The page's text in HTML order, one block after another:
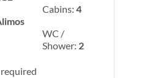
Cabins: 4
WC /
Shower: 2